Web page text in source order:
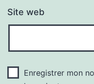
Site web
Enregistrer mon